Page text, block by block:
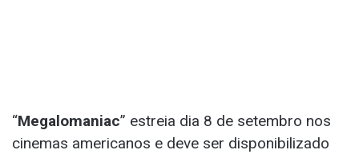
“Megalomaniac” estreia dia 8 de setembro nos
cinemas americanos e deve ser disponibilizado